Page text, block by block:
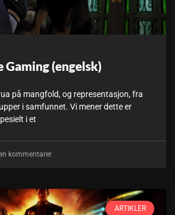
Gaming (engelsk)
på mangfold, og representasjon, fra
i samfunnet. Vi mener dette er
i et
kommentarer
ARTIKLER